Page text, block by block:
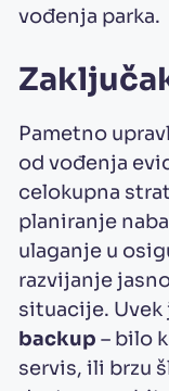
vođenja parka.
Pametno
od vođenja
celokupna
planiranje
ulaganje u
razvijanje
situacije. Uvek
backup – bilo
servis, ili brzu